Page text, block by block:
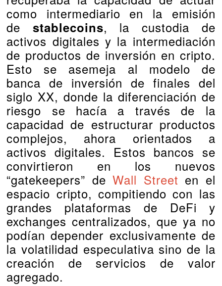
como intermediario en la emisión
de stablecoins, la custodia de
activos digitales y la intermediación
de productos de inversión en cripto.
Esto se asemeja al modelo de
banca de inversión de finales del
siglo XX, donde la diferenciación de
riesgo se hacía a través de la
capacidad de estructurar productos
complejos, ahora orientados a
activos digitales. Estos bancos se
convirtieron en los nuevos
“gatekeepers” deWall Street en el
espacio cripto, compitiendo con las
grandes plataformas de DeFi y
exchanges centralizados, que ya no
podían depender exclusivamente de
la volatilidad especulativa sino de la
creación de servicios de valor
agregado.